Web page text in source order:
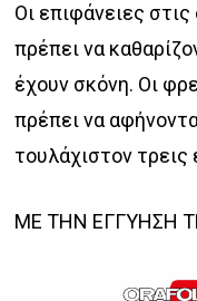
Οι επιφάνειες
πρέπει να
έχουν σκόνη. Οι
πρέπει να
τουλάχιστον τρεις
ΜΕ ΤΗΝ ΕΓΓΥΗΣΗ